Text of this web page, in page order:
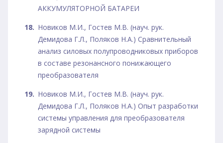
АККУМУЛЯТОРНОЙ БАТАРЕИ
Новиков М.И., Гостев М.В. (науч. рук.
Демидова Г.Л., Поляков Н.А.) Сравнительный
анализ силовых полупроводниковых приборов
в составе резонансного понижающего
преобразователя
Новиков М.И., Гостев М.В. (науч. рук.
Демидова Г.Л., Поляков Н.А.) Опыт разработки
системы управления для преобразователя
зарядной системы